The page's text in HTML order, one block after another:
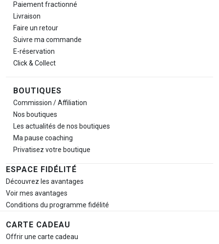
Paiement fractionné
Livraison
Faire un retour
Suivre ma commande
E-réservation
Click & Collect
BOUTIQUES
Commission / Affiliation
Nos boutiques
Les actualités de nos boutiques
Ma pause coaching
Privatisez votre boutique
ESPACE FIDÉLITÉ
Découvrez les avantages
Voir mes avantages
Conditions du programme fidélité
CARTE CADEAU
Offrir une carte cadeau